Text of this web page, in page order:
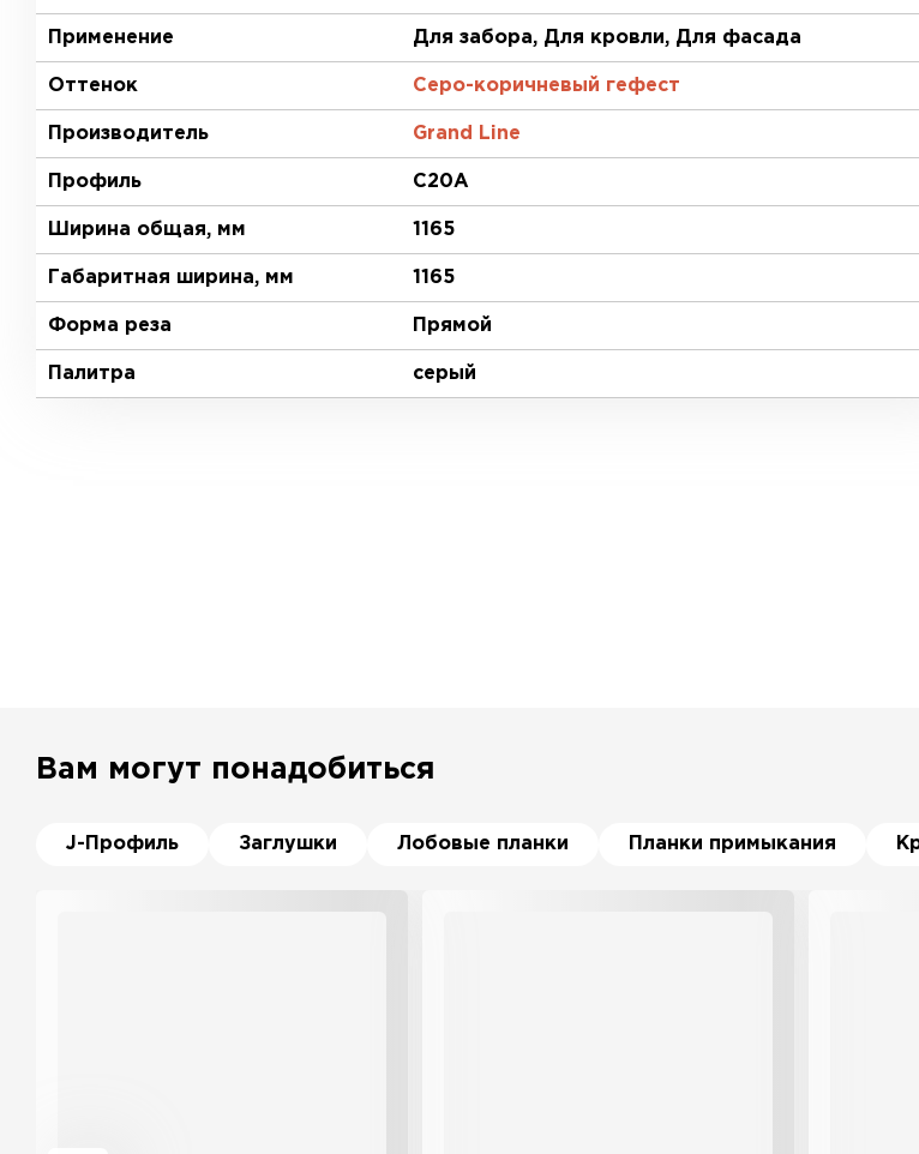
Без покрытия RR 887
Применение Для забора, Для кровли, Для фасада
Оттенок Серо-коричневый гефест
Производитель Grand Line
Профиль C20A
Ширина общая, мм 1165
Габаритная ширина, мм 1165
Форма реза Прямой
Палитра серый
Вам могут понадобиться
J-Профиль Заглушки Лобовые планки Планки примыкания